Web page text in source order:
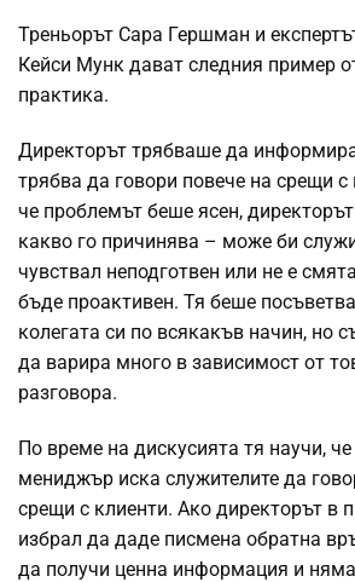
Треньорът Сара Гершман и
Кейси Мунк дават следния пример
практика.
Директорът трябваше да
трябва да говори повече на срещи с
че проблемът беше ясен,
какво го причинява – може би
чувствал неподготвен или не е
бъде проактивен. Тя беше
колегата си по всякакъв начин, но
да варира много в зависимост от
разговора.
По време на дискусията тя научи,
мениджър иска служителите да
срещи с клиенти. Ако директорът в
избрал да даде писмена обратна
да получи ценна информация и